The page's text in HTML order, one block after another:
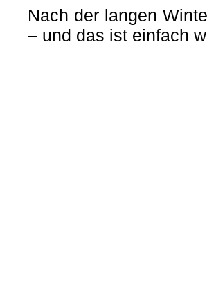
Nach der langen
– und das ist einfach